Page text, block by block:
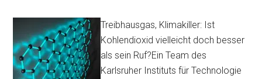
Treibhausgas, Klimakiller: Ist
Kohlendioxid vielleicht doch besser
als sein Ruf?Ein Team des
Karlsruher Instituts für Technologie